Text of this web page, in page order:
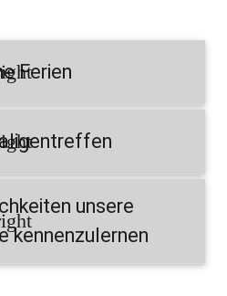
Ferien
unsere
kennenzulernen